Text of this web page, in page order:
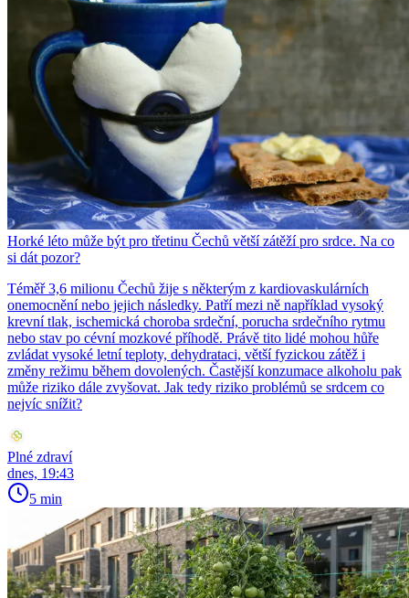
Horké léto může být pro třetinu Čechů větší zátěží pro srdce. Na co
si dát pozor?
Téměř 3,6 milionu Čechů žije s některým z kardiovaskulárních
onemocnění nebo jejich následky. Patří mezi ně například vysoký
krevní tlak, ischemická choroba srdeční, porucha srdečního rytmu
nebo stav po cévní mozkové příhodě. Právě tito lidé mohou hůře
zvládat vysoké letní teploty, dehydrataci, větší fyzickou zátěž i
změny režimu během dovolených. Častější konzumace alkoholu pak
může riziko dále zvyšovat. Jak tedy riziko problémů se srdcem co
nejvíc snížit?
Plné zdraví
dnes, 19:43
5 min